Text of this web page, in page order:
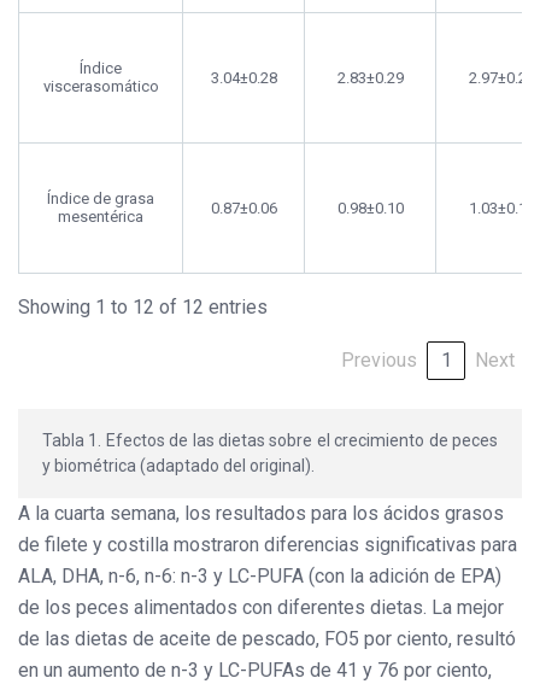
Índice
viscerasomático
3.04±0.28 2.83±0.29 2.97±0.20
Índice de grasa
mesentérica
0.87±0.06 0.98±0.10 1.03±0.18
Showing 1 to 12 of 12 entries
Previous 1 Next
Tabla 1. Efectos de las dietas sobre el crecimiento de peces
y biométrica (adaptado del original).
A la cuarta semana, los resultados para los ácidos grasos
de filete y costilla mostraron diferencias significativas para
ALA, DHA, n-6, n-6: n-3 y LC-PUFA (con la adición de EPA)
de los peces alimentados con diferentes dietas. La mejor
de las dietas de aceite de pescado, FO5 por ciento, resultó
en un aumento de n-3 y LC-PUFAs de 41 y 76 por ciento,